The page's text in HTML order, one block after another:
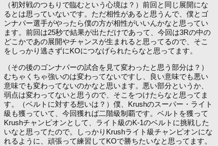
（初対戦のつもりで臨むという心境は？）前回と同じ展開にな
るとは思っていないです。ただ相性があると思うんで、僕とゴ
ンナパー選手がやったら僕の方が相性がいいんかなと思ってい
ます。前回は25秒で結果が出ただけであって、今回は3Rの中の
どこかであの展開やチャンスが生まれると思ってるので、そこ
をしっかり逃さずにKOにつなげられたらなと思ってます。
（その後のゴンナパーの試合を見て変わったと思う部分は？）
むちゃくちゃ強いのは変わってないですし、良い意味でも悪い
意味でも変わってないのかなと思います。悪い部分というか、
弱点は変わってないと思うので、そこをつけたらなと思ってま
す。（ベルトに対する想いは？）僕、Krushのスーパー・ライト
級も獲っていて、今回獲れば二階級制覇です。ベルトを獲って
Krushチャンピオンとして、ライト級のK-1のベルトに挑戦した
いなと思ってたので。しっかりKrushライト級チャンピオンにな
れるように、頑張って練習してKOで勝ちたいなと思ってます。